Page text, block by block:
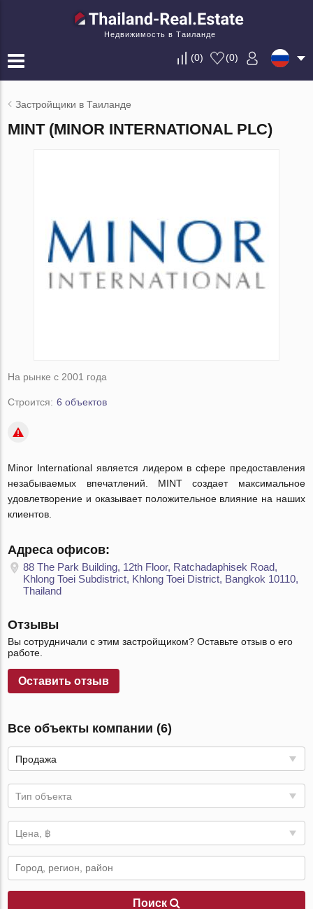
Недвижимость в Таиланде
(0) (0)
Застройщики в Таиланде
MINT (MINOR INTERNATIONAL PLC)
На рынке с 2001 года
Строится: 6 объектов
Minor International является лидером в сфере предоставления
незабываемых впечатлений. MINT создает максимальное
удовлетворение и оказывает положительное влияние на наших
клиентов.
Адреса офисов:
88 The Park Building, 12th Floor, Ratchadaphisek Road,
Khlong Toei Subdistrict, Khlong Toei District, Bangkok 10110,
Thailand
Отзывы
Вы сотрудничали с этим застройщиком? Оставьте отзыв о его
работе.
Оставить отзыв
Все объекты компании (6)
Продажа
Тип объекта
Цена, ฿
Поиск